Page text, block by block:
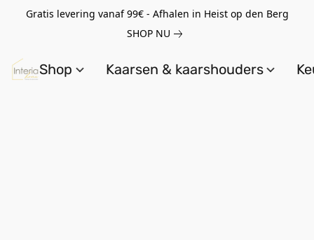
Gratis levering vanaf 99€ - Afhalen in Heist op den Berg
SHOP NU
Shop Kaarsen & kaarshouders